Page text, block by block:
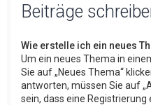
Beiträge
Wie erstelle ich ein neues
Um ein neues Thema in
Sie auf „Neues Thema“
antworten, müssen Sie auf
sein, dass eine